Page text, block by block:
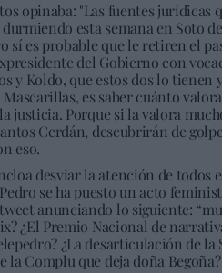
opinaba: "Las fuentes
esta semana en Soto
sí es probable que le retiren el
del Gobierno con
y Koldo, que estos dos lo tienen
Mascarillas, es saber cuánto
justicia. Porque si la valora
Cerdán, descubrirán de
eso.
desviar la atención de todos
se ha puesto un acto
anunciando lo siguiente:
¿El Premio Nacional de
¿La desarticulación de la
Complu que deja doña Begoña?